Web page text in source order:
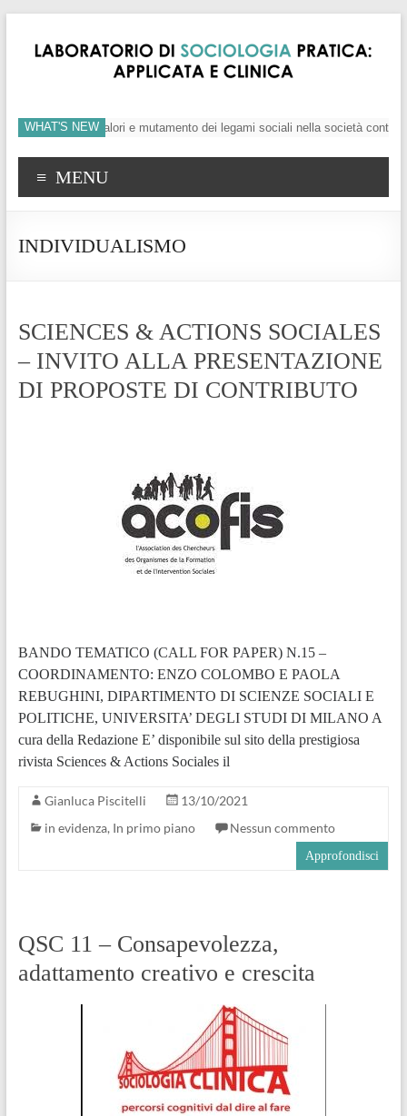
WHAT'S NEW
crisi dei valori e mutamento dei legami sociali nella società
MENU
INDIVIDUALISMO
SCIENCES & ACTIONS SOCIALES
– INVITO ALLA PRESENTAZIONE
DI PROPOSTE DI CONTRIBUTO
BANDO TEMATICO (CALL FOR PAPER) N.15 –
COORDINAMENTO: ENZO COLOMBO E PAOLA
REBUGHINI, DIPARTIMENTO DI SCIENZE SOCIALI E
POLITICHE, UNIVERSITA’ DEGLI STUDI DI MILANO A
cura della Redazione E’ disponibile sul sito della prestigiosa
rivista Sciences & Actions Sociales il
Gianluca Piscitelli
13/10/2021
in evidenza, In primo piano Nessun commento
Approfondisci
QSC 11 – Consapevolezza,
adattamento creativo e crescita